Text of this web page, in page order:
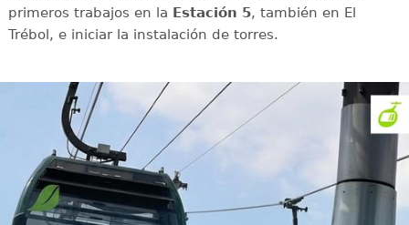
primeros trabajos en la Estación 5, también en El
Trébol, e iniciar la instalación de torres.